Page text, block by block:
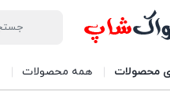
محصولات همه محصولات